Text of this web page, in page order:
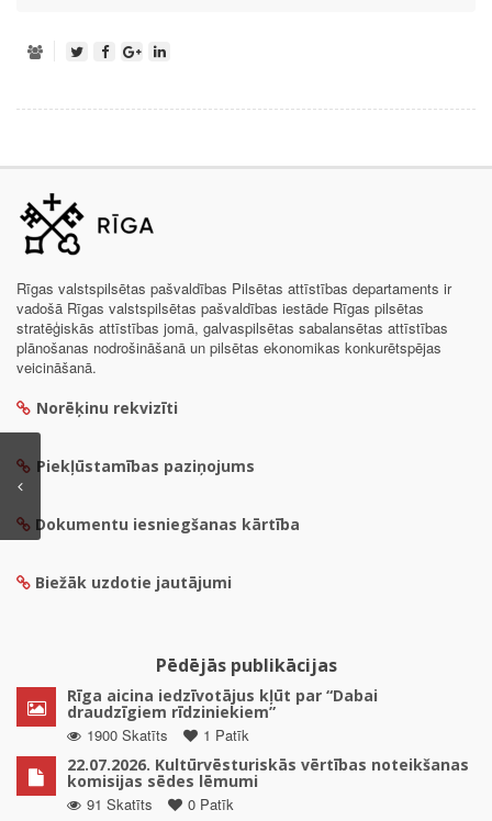
Rīgas valstspilsētas pašvaldības Pilsētas attīstības departaments ir
vadošā Rīgas valstspilsētas pašvaldības iestāde Rīgas pilsētas
stratēģiskās attīstības jomā, galvaspilsētas sabalansētas attīstības
plānošanas nodrošināšanā un pilsētas ekonomikas konkurētspējas
veicināšanā.
Norēķinu rekvizīti
Piekļūstamības paziņojums
Dokumentu iesniegšanas kārtība
Biežāk uzdotie jautājumi
Pēdējās publikācijas
Rīga aicina iedzīvotājus kļūt par “Dabai
draudzīgiem rīdziniekiem”
1900 Skatīts
1 Patīk
22.07.2026. Kultūrvēsturiskās vērtības noteikšanas
komisijas sēdes lēmumi
91 Skatīts
0 Patīk